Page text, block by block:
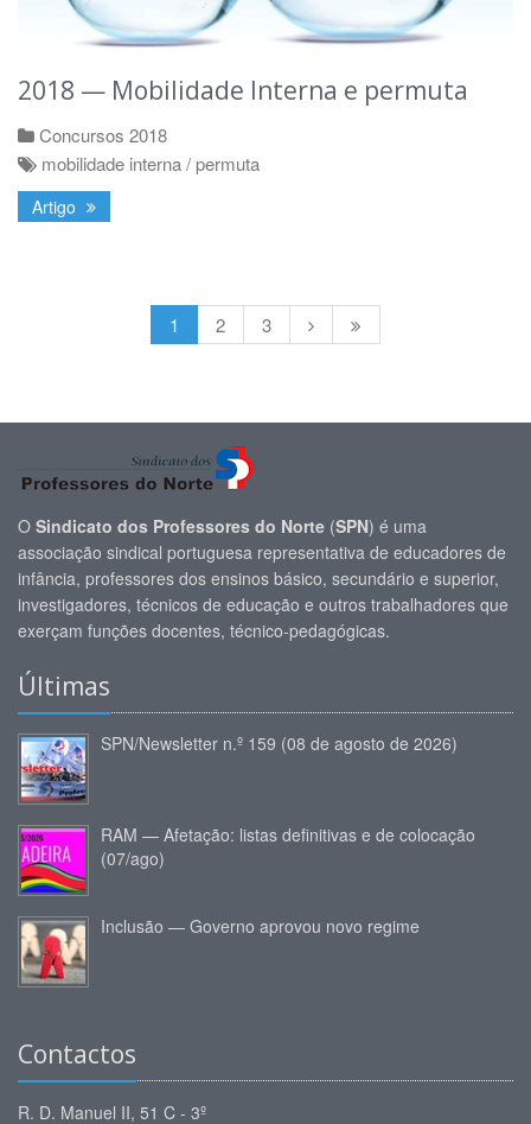
2018 — Mobilidade Interna e permuta
Concursos 2018
mobilidade interna / permuta
Artigo
1 2 3
O Sindicato dos Professores do Norte (SPN) é uma
associação sindical portuguesa representativa de educadores de
infância, professores dos ensinos básico, secundário e superior,
investigadores, técnicos de educação e outros trabalhadores que
exerçam funções docentes, técnico-pedagógicas.
Últimas
SPN/Newsletter n.º 159 (08 de agosto de 2026)
RAM — Afetação: listas definitivas e de colocação
(07/ago)
Inclusão — Governo aprovou novo regime
Contactos
R. D. Manuel II, 51 C - 3º